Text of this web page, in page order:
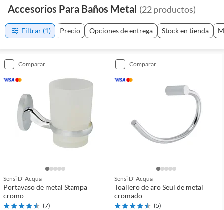
Accesorios Para Baños Metal (22productos)
Filtrar (1) Precio Opciones de entrega Stock en tienda
comparar
Sensi D' Acqua
Portavaso de metal Stampa
cromo
(7)
comparar
Sensi D' Acqua
Toallero de aro Seul de metal
cromado
(5)